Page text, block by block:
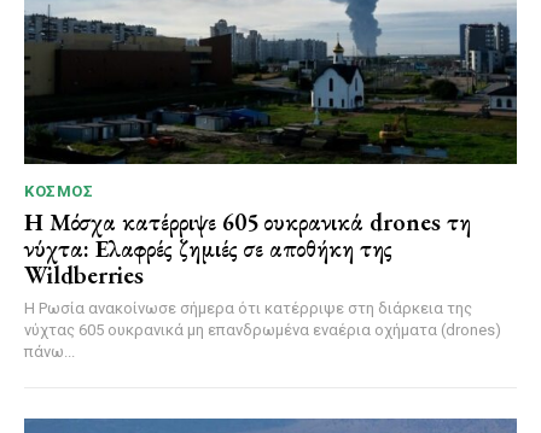
ΚΌΣΜΟΣ
Η Μόσχα κατέρριψε 605 ουκρανικά drones τη
νύχτα: Ελαφρές ζημιές σε αποθήκη της
Wildberries
Η Ρωσία ανακοίνωσε σήμερα ότι κατέρριψε στη διάρκεια της
νύχτας 605 ουκρανικά μη επανδρωμένα εναέρια οχήματα (drones)
πάνω...